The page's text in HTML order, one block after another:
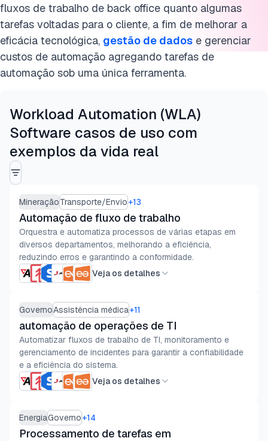
fluxos de trabalho de back office quanto algumas
tarefas voltadas para o cliente, a fim de melhorar a
eficácia tecnológica, gestão de dados e gerenciar
custos de automação agregando tarefas de
automação sob uma única ferramenta.
Workload Automation (WLA)
Software casos de uso com
exemplos da vida real
MineraçãoTransporte/Envio+13
Automação de fluxo de trabalho
Orquestra e automatiza processos de várias etapas em
diversos departamentos, melhorando a eficiência,
reduzindo erros e garantindo a conformidade.
Veja os detalhes
GovernoAssistência médica+11
automação de operações de TI
Automatizar fluxos de trabalho de TI, monitoramento e
gerenciamento de incidentes para garantir a confiabilidade
e a eficiência do sistema.
Veja os detalhes
EnergiaGoverno+14
Processamento de tarefas em